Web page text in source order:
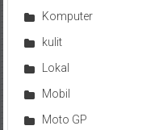
Komputer
kulit
Lokal
Mobil
Moto GP